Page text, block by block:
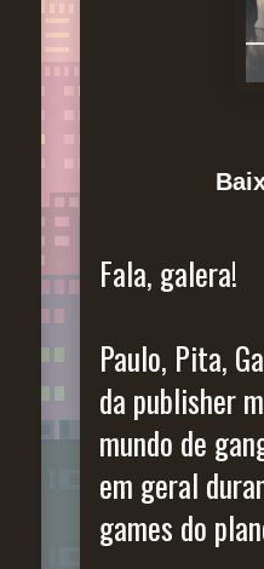
Fala, galera!
Paulo, Pita,
da publisher
mundo de
em geral
games do